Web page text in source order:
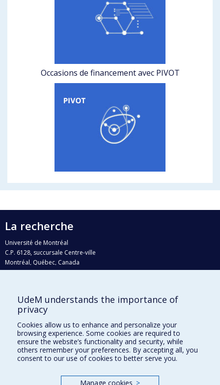
Occasions de financement avec PIVOT
La recherche
Université de Montréal
C.P. 6128, succursale Centre-ville
Montréal, Québec, Canada
H3C 3J7
Qui fait quoi?
Nous trouver
Plan du site
Accessibilité
UdeM understands the importance of
privacy
Cookies allow us to enhance and personalize your
browsing experience. Some cookies are required to
ensure the website’s functionality and security, while
others remember your preferences. By accepting all, you
consent to our use of cookies to better serve you.
Manage cookies >